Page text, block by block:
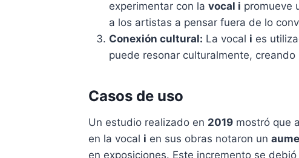
experimentar con la vocal i promueve
a los artistas a pensar fuera de lo
Conexión cultural: La vocal i es
puede resonar culturalmente,
Casos de uso
Un estudio realizado en 2019 mostró que
en la vocal i en sus obras notaron un
en exposiciones. Este incremento se debió